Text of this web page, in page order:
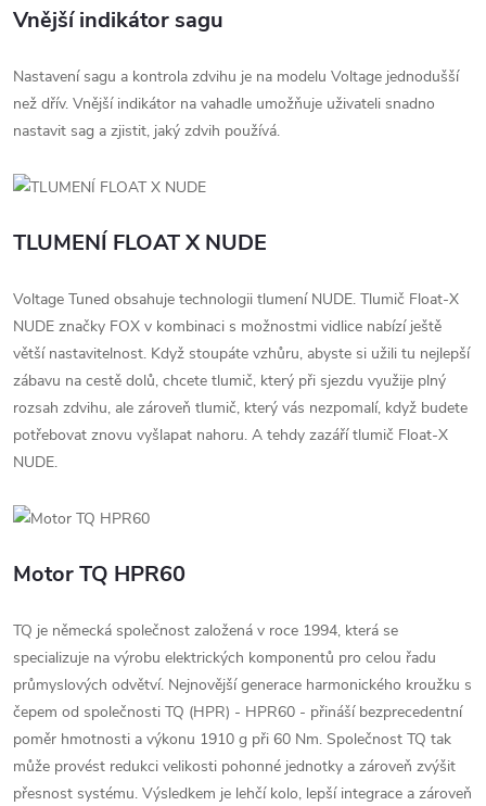
Vnější indikátor sagu
Nastavení sagu a kontrola zdvihu je na modelu Voltage jednodušší
než dřív. Vnější indikátor na vahadle umožňuje uživateli snadno
nastavit sag a zjistit, jaký zdvih používá.
TLUMENÍ FLOAT X NUDE
Voltage Tuned obsahuje technologii tlumení NUDE. Tlumič Float-X
NUDE značky FOX v kombinaci s možnostmi vidlice nabízí ještě
větší nastavitelnost. Když stoupáte vzhůru, abyste si užili tu nejlepší
zábavu na cestě dolů, chcete tlumič, který při sjezdu využije plný
rozsah zdvihu, ale zároveň tlumič, který vás nezpomalí, když budete
potřebovat znovu vyšlapat nahoru. A tehdy zazáří tlumič Float-X
NUDE.
Motor TQ HPR60
TQ je německá společnost založená v roce 1994, která se
specializuje na výrobu elektrických komponentů pro celou řadu
průmyslových odvětví. Nejnovější generace harmonického kroužku s
čepem od společnosti TQ (HPR) - HPR60 - přináší bezprecedentní
poměr hmotnosti a výkonu 1910 g při 60 Nm. Společnost TQ tak
může provést redukci velikosti pohonné jednotky a zároveň zvýšit
přesnost systému. Výsledkem je lehčí kolo, lepší integrace a zároveň